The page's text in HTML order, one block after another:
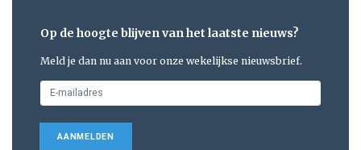
Op de hoogte blijven van het laatste nieuws?
Meld je dan nu aan voor onze wekelijkse nieuwsbrief.
AANMELDEN